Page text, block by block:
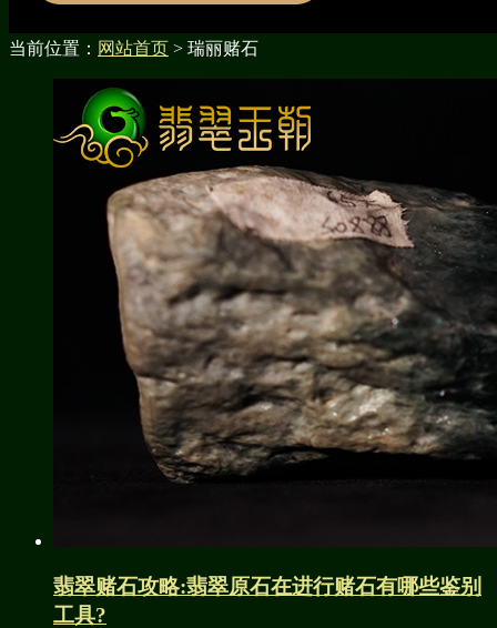
当前位置： 网站首页 > 瑞丽赌石
翡翠赌石攻略:翡翠原石在进行赌石有哪些鉴别
工具?